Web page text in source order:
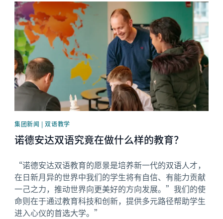
News image
集团新闻 | 双语教学
诺德安达双语究竟在做什么样的教育？
“诺德安达双语教育的愿景是培养新一代的双语人才，
在日新月异的世界中我们的学生将有自信、有能力贡献
一己之力，推动世界向更美好的方向发展。”我们的使
命则在于通过教育科技和创新，提供多元路径帮助学生
进入心仪的首选大学。”